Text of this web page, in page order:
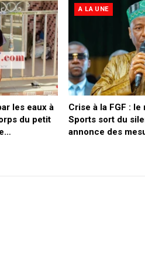
les eaux à
du petit
A LA UNE
Crise à la FGF :
Sports sort du
annonce des